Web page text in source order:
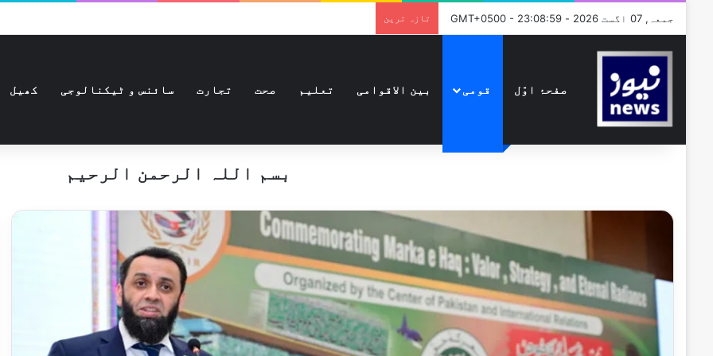
جمعہ, 07 اگست 2026 - GMT+0500 - 23:08:59 تازہ ترین
صفحۂ اوّل قومی بین الاقوامی تعلیم صحت تجارت سائنس و ٹیکنالوجی کھیل
بسم اللہ الرحمن الرحیم